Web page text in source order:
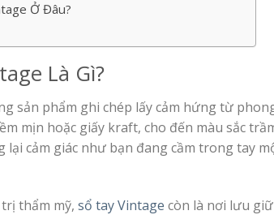
Ở Đâu?
Là Gì?
sản phẩm ghi chép lấy cảm hứng từ
mịn hoặc giấy kraft, cho đến màu sắc
lại cảm giác như bạn đang cầm trong tay
thẩm mỹ, sổ tay Vintage còn là nơi lưu